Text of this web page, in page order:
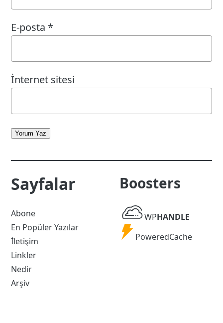
E-posta *
İnternet sitesi
Yorum Yaz
Sayfalar
Abone
En Popüler Yazılar
İletişim
Linkler
Nedir
Arşiv
Boosters
WP
Handle
WPHANDLE
Powered
PoweredCache